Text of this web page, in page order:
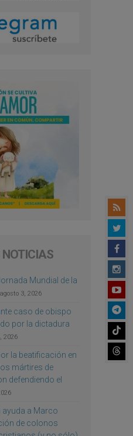
Mundial de la
agosto 3, 2026
caso de obispo
por la dictadura
2026
la beatificación en
mártires de
defendiendo el
a Marco
de colonos